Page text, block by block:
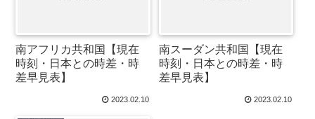
南アフリカ共和国【現在
時刻・日本との時差・時
差早見表】
2023.02.10
南スーダン共和国【現在
時刻・日本との時差・時
差早見表】
2023.02.10